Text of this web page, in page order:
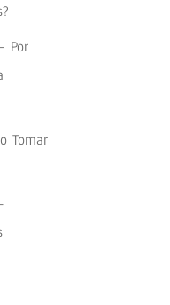
Por
Tomar